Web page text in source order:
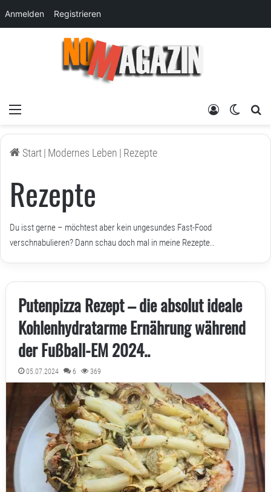
Anmelden Registrieren
Menü Skin
Anmelden
Start| Modernes Leben | Rezepte
Rezepte
Du isst gerne – möchtest aber kein ungesundes Fast-Food
verschnabulieren? Dann schau doch mal in meine Rezepte..
Putenpizza Rezept – die absolut ideale
Kohlenhydratarme Ernährung während
der Fußball-EM 2024..
05.07.2024 6 369